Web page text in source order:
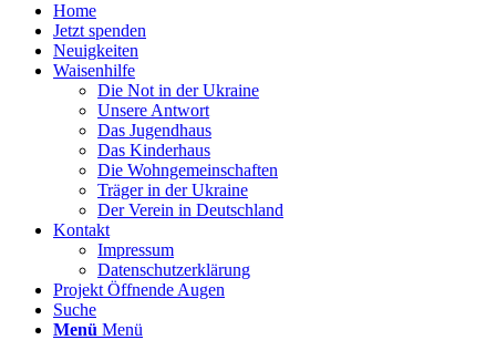
Home
Jetzt spenden
Neuigkeiten
Waisenhilfe
Die Not in der Ukraine
Unsere Antwort
Das Jugendhaus
Das Kinderhaus
Die Wohngemeinschaften
Träger in der Ukraine
Der Verein in Deutschland
Kontakt
Impressum
Datenschutzerklärung
Projekt Öffnende Augen
Suche
Menü Menü